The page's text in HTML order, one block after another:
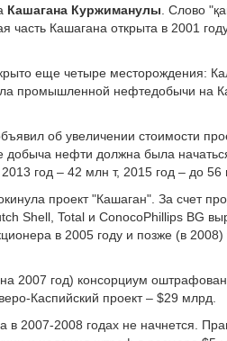
Кашагана Куржиманулы . Слово
часть Кашагана открыта в 2001
еще четыре месторождения:
промышленной нефтедобычи на
об увеличении стоимости
нефти должна была
год – 42 млн т, 2015 год – до 56
проект "Кашаган". За счет
Shell, Total и ConocoPhillips BG
в 2005 году и позже (в
2007 год) консорциум
Каспийский проект – $29 млрд.
2007-2008 годах не начнется.